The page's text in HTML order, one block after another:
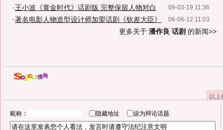
09-03-19 11:36
·王小波《黄金时代》话剧版 完整保留人物对白
06-06-12 11:03
·著名电影人物造型设计师加盟话剧《钦差大臣》
更多关于 潘作良 话剧 的新闻>>
以
昵称： 隐藏地址 设为辩论话题